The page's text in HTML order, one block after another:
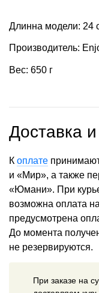
Длинна модели: 24
Производитель:
Вес: 650 г
Доставка
К оплате
и «Мир», а также
«Юмани». При
возможна оплата
предусмотрена
До момента
не резервируются.
При заказе на